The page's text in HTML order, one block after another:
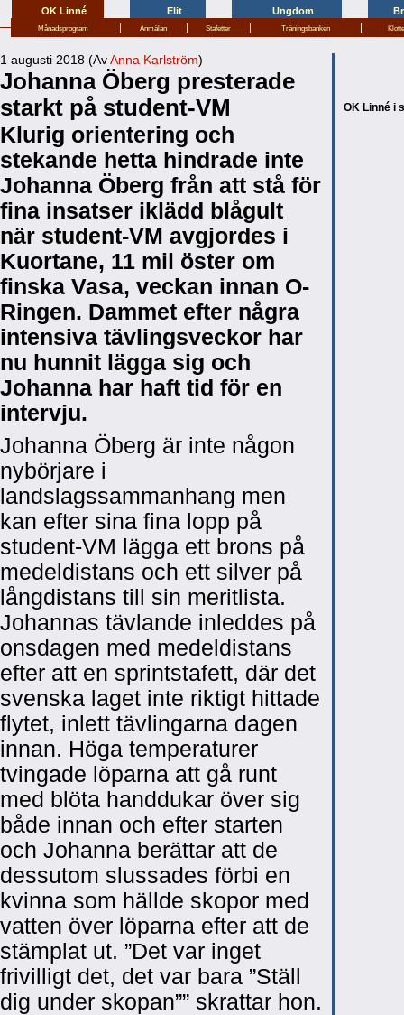
OK Linné Elit Ungdom
Månadsprogram | Anmälan | Stafetter | Träningsbanken |
1 augusti 2018 (Av Anna Karlström)
Johanna Öberg presterade
starkt på student-VM
Klurig orientering och
stekande hetta hindrade inte
Johanna Öberg från att stå för
fina insatser iklädd blågult
när student-VM avgjordes i
Kuortane, 11 mil öster om
finska Vasa, veckan innan O-
Ringen. Dammet efter några
intensiva tävlingsveckor har
nu hunnit lägga sig och
Johanna har haft tid för en
intervju.
Johanna Öberg är inte någon
nybörjare i
landslagssammanhang men
kan efter sina fina lopp på
student-VM lägga ett brons på
medeldistans och ett silver på
långdistans till sin meritlista.
Johannas tävlande inleddes på
onsdagen med medeldistans
efter att en sprintstafett, där det
svenska laget inte riktigt hittade
flytet, inlett tävlingarna dagen
innan. Höga temperaturer
tvingade löparna att gå runt
med blöta handdukar över sig
både innan och efter starten
och Johanna berättar att de
dessutom slussades förbi en
kvinna som hällde skopor med
vatten över löparna efter att de
stämplat ut. ”Det var inget
frivilligt det, det var bara ”Ställ
dig under skopan”” skrattar hon.
OK Linné i